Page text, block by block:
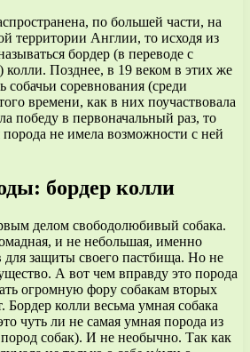
по большей части, на
территории Англии, то исходя из
бордер (в переводе с
колли. Позднее, в 19 веком в этих же
собачьи соревнования (среди
времени, как в них поучаствовала
победу в первоначальный раз, то
не имела возможности с ней
бордер колли
делом свободолюбивый собака.
и не небольшая, именно
защиты своего пастбища. Но не
А вот чем вправду это порода
огромную фору собакам вторых
колли весьма умная собака
чуть ли не самая умная порода из
пород собак). И не необычно. Так как